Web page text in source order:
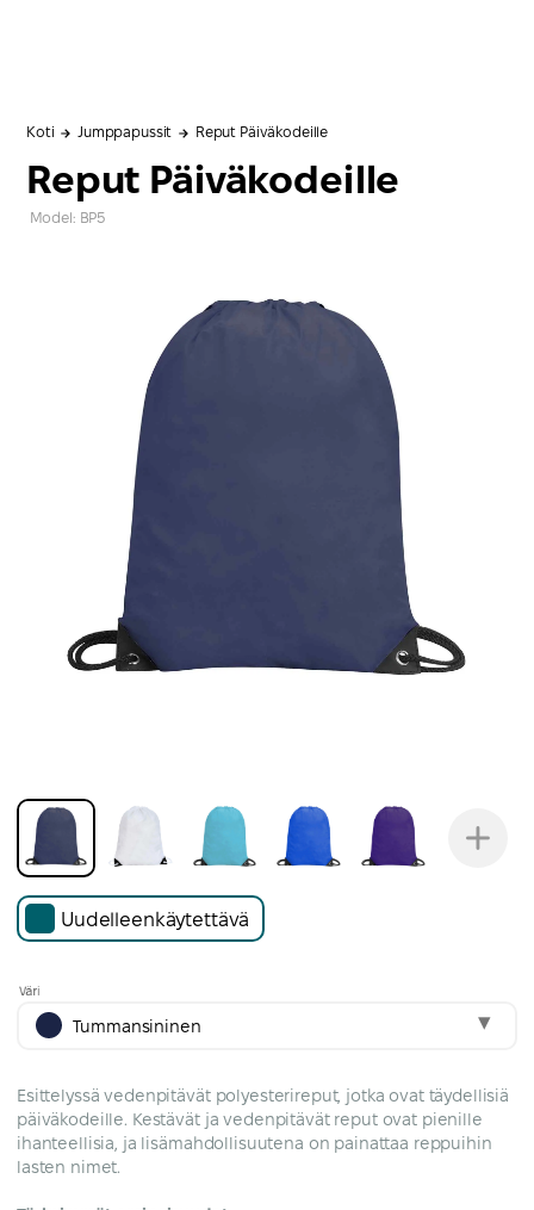
Koti Jumppapussit Reput Päiväkodeille
Reput Päiväkodeille
Model: BP5
Uudelleenkäytettävä
Tummansininen
Väri
Esittelyssä vedenpitävät polyesterireput, jotka ovat täydellisiä
päiväkodeille. Kestävät ja vedenpitävät reput ovat pienille
ihanteellisia, ja lisämahdollisuutena on painattaa reppuihin
lasten nimet.